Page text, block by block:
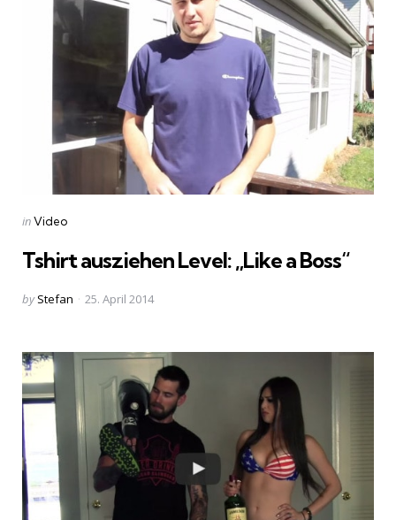
Categories
Posted
inVideo
Tshirt ausziehen Level: „Like a Boss“
Posted
by Stefan 25. April 2014